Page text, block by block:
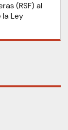
(RSF) al
la Ley